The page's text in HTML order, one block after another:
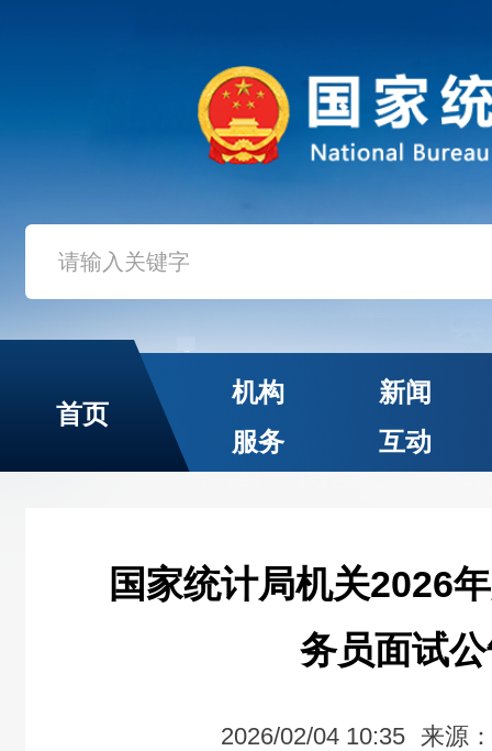
首页
机构
新闻
服务
互动
国家统计局机关2026
务员面试
2026/02/04 10:35 来源